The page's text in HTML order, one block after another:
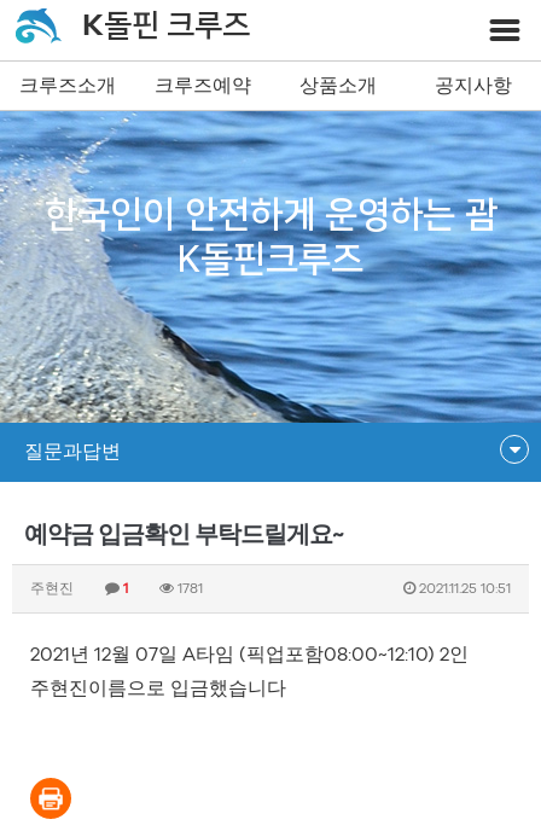
K돌핀 크루즈
크루즈소개 크루즈예약 상품소개 공지사항
한국인이 안전하게 운영하는 괌
K돌핀크루즈
질문과답변
예약금 입금확인 부탁드릴게요~
주현진 1 1781 2021.11.25 10:51
2021년 12월 07일 A타임 (픽업포함08:00~12:10) 2인
주현진이름으로 입금했습니다